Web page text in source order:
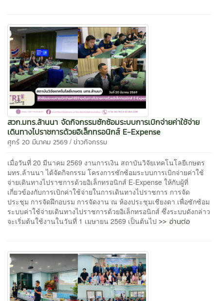
สวก.มทร.ล้านนา จัดกิจกรรมซักซ้อมระบบการเบิกจ่ายค่าใช้จ่าย
เดินทางไปราชการด้วยอิเล็กทรอนิกส์ E-Expense
ศุกร์ 20 มีนาคม 2569 / ข่าวกิจกรรม
เมื่อวันที่ 20 มีนาคม 2569 งานการเงิน สถาบันวิจัยเทคโนโลยีเกษตร
มทร.ล้านนา ได้จัดกิจกรรม โครงการซักซ้อมระบบการเบิกจ่ายค่าใช้
จ่ายเดินทางไปราชการด้วยอิเล็กทรอนิกส์ E-Expense ให้กับผู้ที่
เกี่ยวข้องกับการเบิกค่าใช้จ่ายในการเดินทางไปราชการ การจัด
ประชุม การจัดฝึกอบรม การจัดงาน ณ ห้องประชุมเชียงดา เพื่อซักซ้อม
ระบบค่าใช้จ่ายเดินทางไปราชการด้วยอิเล็กทรอนิกส์ ซึ่งระบบดังกล่าว
จะเริ่มต้นใช้งานในวันที่ 1 เมษายน 2569 เป็นต้นไป >> อ่านต่อ